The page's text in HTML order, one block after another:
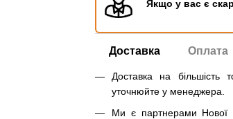
Якщо у вас є
Доставка Оплата
Доставка на більшість
уточнюйте у менеджера.
Ми є партнерами Нової